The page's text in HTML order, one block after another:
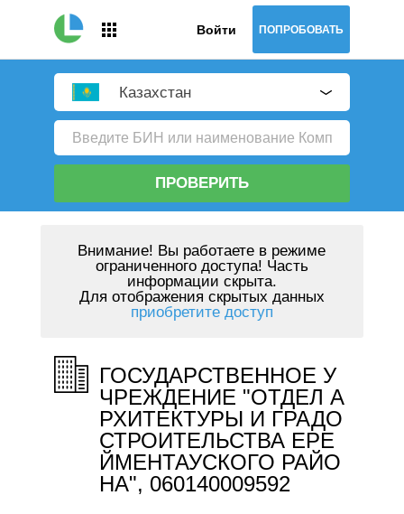
Войти ПОПРОБОВАТЬ
Казахстан
ПРОВЕРИТЬ
Внимание! Вы работаете в режиме
ограниченного доступа! Часть
информации скрыта.
Для отображения скрытых данных
приобретите доступ
ГОСУДАРСТВЕННОЕ У
ЧРЕЖДЕНИЕ "ОТДЕЛ А
РХИТЕКТУРЫ И ГРАДО
СТРОИТЕЛЬСТВА ЕРЕ
ЙМЕНТАУСКОГО РАЙО
НА", 060140009592